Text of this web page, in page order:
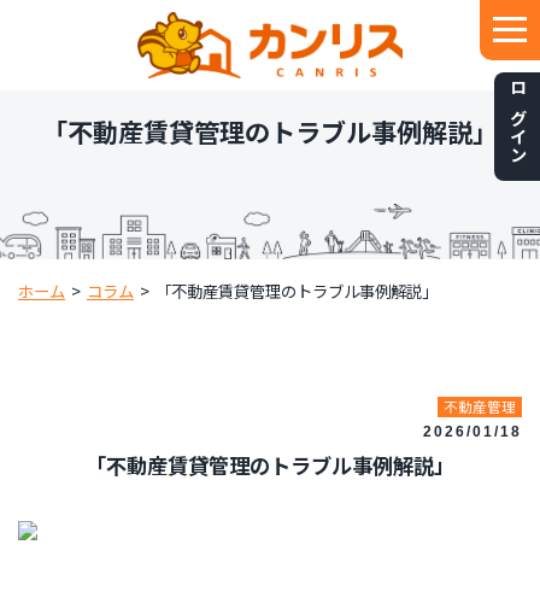
ログイン
「不動産賃貸管理のトラブル事例解説」
ホーム > コラム > 「不動産賃貸管理のトラブル事例解説」
不動産管理
2026/01/18
「不動産賃貸管理のトラブル事例解説」